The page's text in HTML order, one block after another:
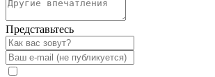
Представьтесь